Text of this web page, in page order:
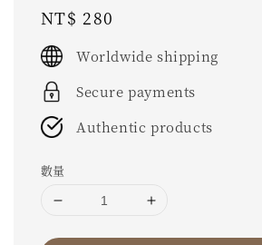
Regular
price
NT$ 280
Worldwide shipping
Secure payments
Authentic products
數量